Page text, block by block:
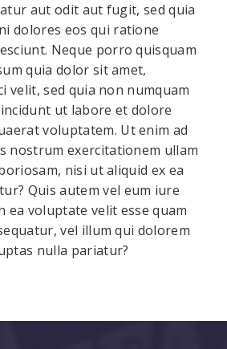
aut odit aut fugit, sed quia
dolores eos qui ratione
Neque porro quisquam
quia dolor sit amet,
velit, sed quia non numquam
ut labore et dolore
voluptatem. Ut enim ad
nostrum exercitationem ullam
nisi ut aliquid ex ea
Quis autem vel eum iure
ea voluptate velit esse quam
vel illum qui dolorem
nulla pariatur?